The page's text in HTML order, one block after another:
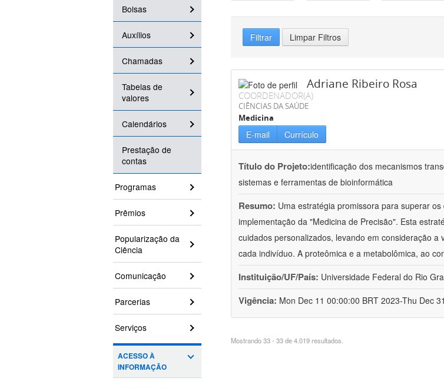
Bolsas
Auxílios
Chamadas
Tabelas de
valores
Calendários
Prestação de
contas
Programas
Prêmios
Popularização da
Ciência
Comunicação
Parcerias
Serviços
ACESSO À
INFORMAÇÃO
Filtrar Limpar Filtros
Adriane Ribeiro Rosa
COORDENADOR(A)
CIÊNCIAS DA SAÚDE
Medicina
E-mail Currículo
Título do Projeto:identificação dos mecanismos
sistemas e ferramentas de bioinformática
Resumo: Uma estratégia promissora para superar
implementação da "Medicina de Precisão". Esta
cuidados personalizados, levando em consideração
cada indivíduo. A proteômica e a metabolômica, ao
Instituição/UF/País: Universidade Federal do Rio
Vigência: Mon Dec 11 00:00:00 BRT 2023-Thu Dec
Mostrando 33 - 33 de 4.019 resultados.